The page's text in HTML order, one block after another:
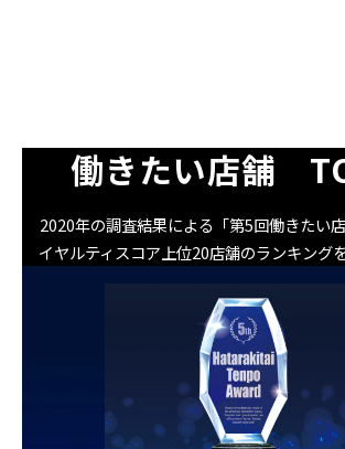
働きたい店舗　
2020年の調査結果による「第5回働きたい
イヤルティスコア上位20店舗のランキング